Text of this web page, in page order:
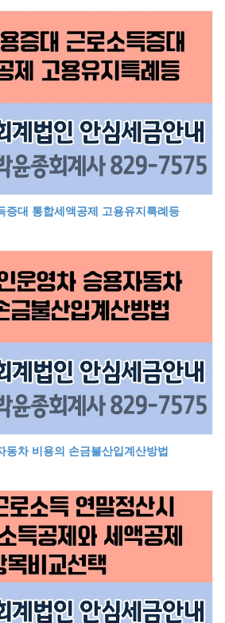
증대 통합세액공제 고용유지특례등
동차 비용의 손금불산입계산방법